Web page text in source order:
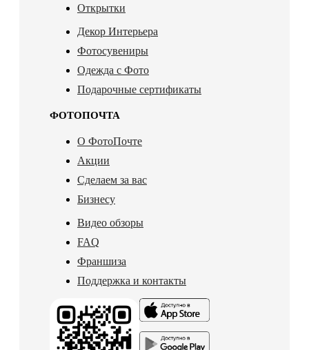
Открытки
Декор Интерьера
Фотосувениры
Одежда с Фото
Подарочные сертификаты
ФОТОПОЧТА
О ФотоПочте
Акции
Сделаем за вас
Бизнесу
Видео обзоры
FAQ
Франшиза
Поддержка и контакты